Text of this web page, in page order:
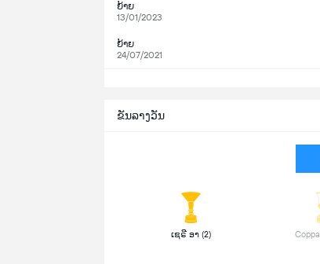
ຍ້າຍ
13/01/2023
ຍ້າຍ
24/07/2021
ຂັນລາງວັນ
ເຊຣີ ອາ (2)